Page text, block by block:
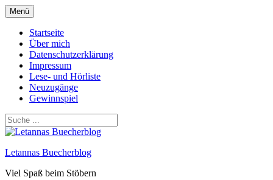
Zum
Inhalt
springen
Menü
Startseite
Über mich
Datenschutzerklärung
Impressum
Lese- und Hörliste
Neuzugänge
Gewinnspiel
Letannas Buecherblog
Viel Spaß beim Stöbern